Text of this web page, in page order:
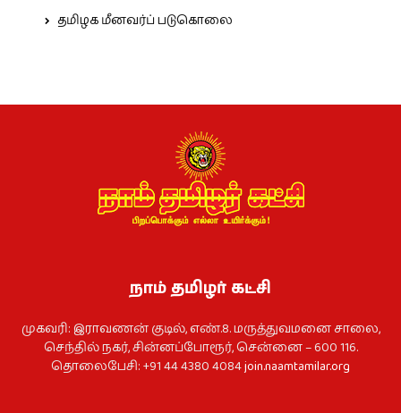
தமிழக மீனவர்ப் படுகொலை
நாம் தமிழர் கட்சி
முகவரி: இராவணன் குடில், எண்.8. மருத்துவமனை சாலை,
செந்தில் நகர், சின்னப்போரூர், சென்னை – 600 116.
தொலைபேசி: +91 44 4380 4084join.naamtamilar.org